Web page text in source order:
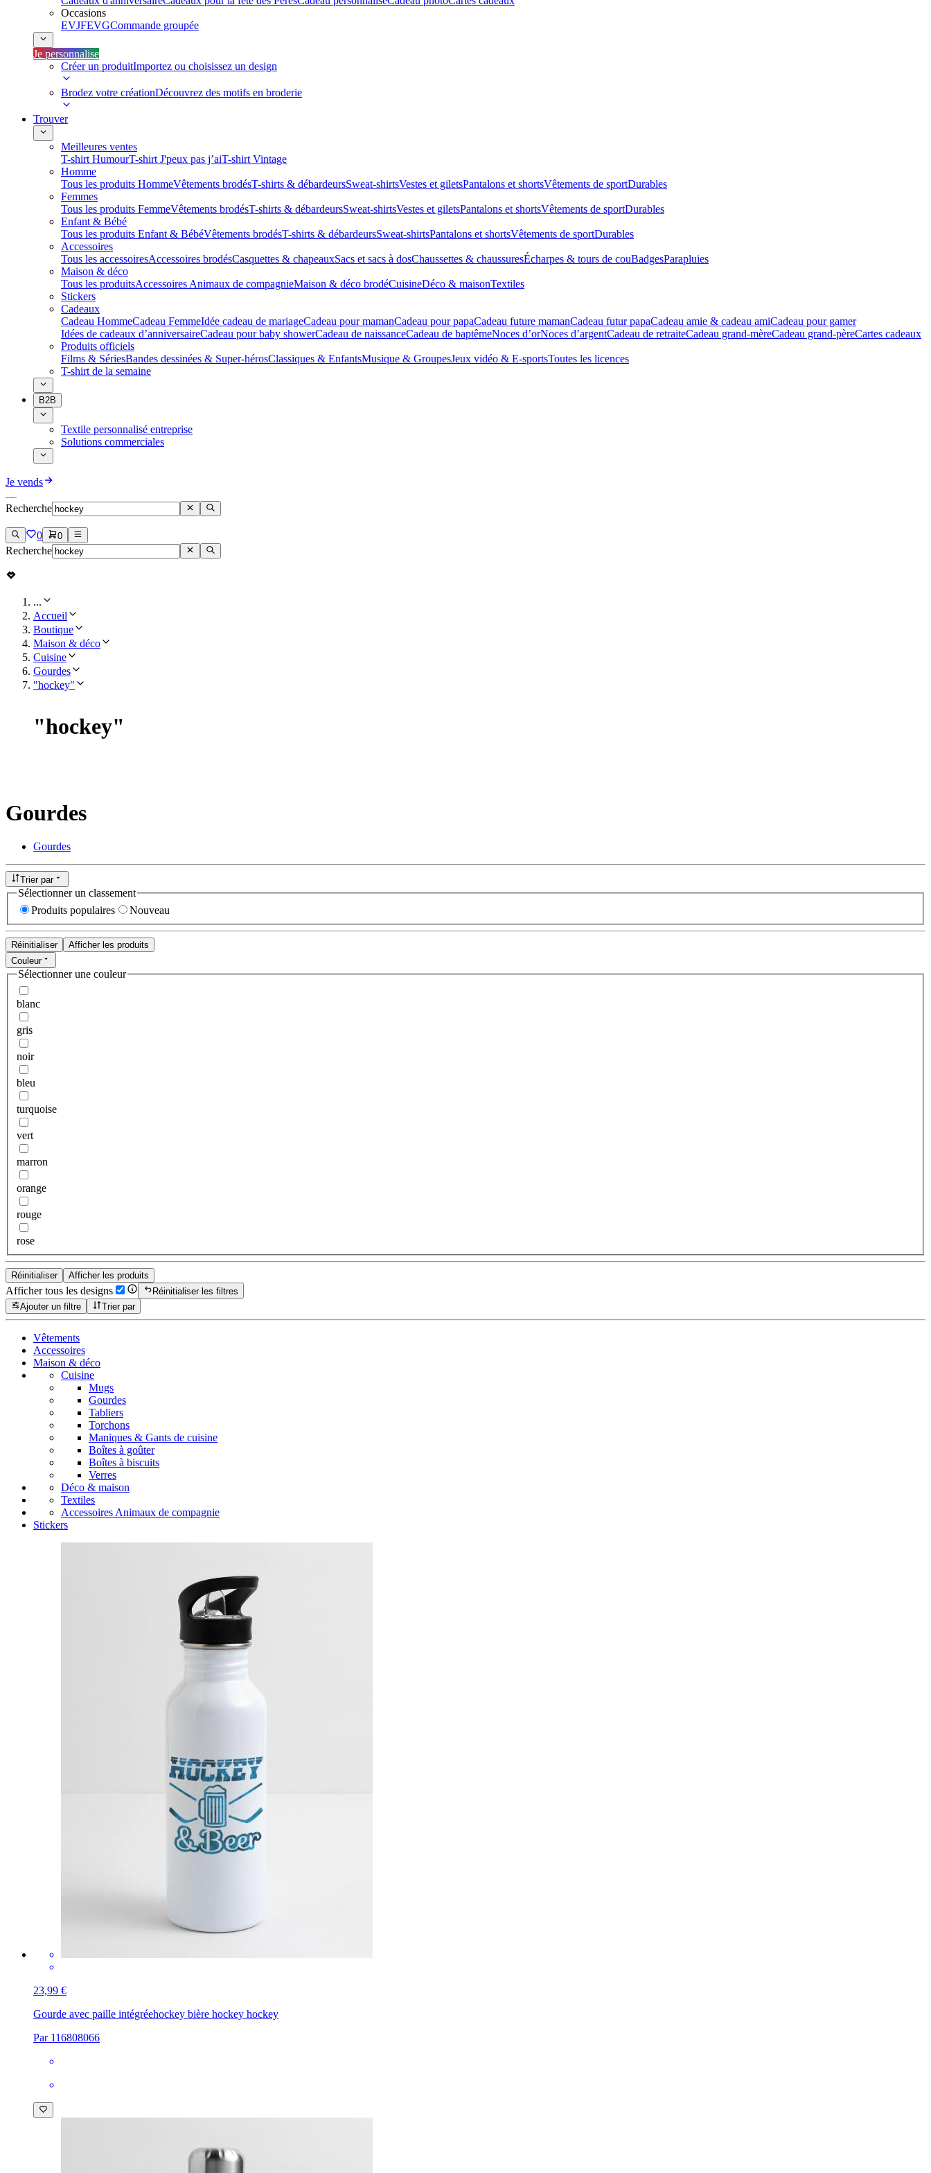
Occasions
EVJFEVGCommande groupée
Je personnalise
Créer un produitImportez ou choisissez un design
Brodez votre créationDécouvrez des motifs en broderie
Trouver
Meilleures ventes
T-shirt HumourT-shirt J'peux pas j’aiT-shirt Vintage
Homme
Tous les produits HommeVêtements brodésT-shirts & débardeursSweat-shirtsVestes et giletsPantalons et shortsVêtements de sportDurables
Femmes
Tous les produits FemmeVêtements brodésT-shirts & débardeursSweat-shirtsVestes et giletsPantalons et shortsVêtements de sportDurables
Enfant & Bébé
Tous les produits Enfant & BébéVêtements brodésT-shirts & débardeursSweat-shirtsPantalons et shortsVêtements de sportDurables
Accessoires
Tous les accessoiresAccessoires brodésCasquettes & chapeauxSacs et sacs à dosChaussettes & chaussuresÉcharpes & tours de couBadgesParapluies
Maison & déco
Tous les produitsAccessoires Animaux de compagnieMaison & déco brodéCuisineDéco & maisonTextiles
Stickers
Cadeaux
Cadeau HommeCadeau FemmeIdée cadeau de mariage​Cadeau pour mamanCadeau pour papaCadeau future mamanCadeau futur papaCadeau amie & cadeau amiCadeau pour gamer
Idées de cadeaux d’anniversaireCadeau pour baby showerCadeau de naissanceCadeau de baptêmeNoces d’orNoces d’argentCadeau de retraiteCadeau grand-mèreCadeau grand-pèreCartes cadeaux
Produits officiels
Films & SériesBandes dessinées & Super-hérosClassiques & EnfantsMusique & GroupesJeux vidéo & E-sportsToutes les licences
T-shirt de la semaine
B2B
Textile personnalisé entreprise
Solutions commerciales
Je vends
Recherche
0 0
Recherche
...
Accueil
Boutique
Maison & déco
Cuisine
Gourdes
"hockey"
"hockey"
Gourdes
Gourdes
Trier par
Sélectionner un classement
Produits populaires
Nouveau
Réinitialiser
Afficher les produits
Couleur
Sélectionner une couleur
blanc
gris
noir
bleu
turquoise
vert
marron
orange
rouge
rose
Réinitialiser Afficher les produits
Afficher tous les designs
Réinitialiser les filtres
Ajouter un filtre
Trier par
Vêtements
Accessoires
Maison & déco
Cuisine
Mugs
Gourdes
Tabliers
Torchons
Maniques & Gants de cuisine
Boîtes à goûter
Boîtes à biscuits
Verres
Déco & maison
Textiles
Accessoires Animaux de compagnie
Stickers
23,99 €
Gourde avec paille intégréehockey bière hockey hockey
Par 116808066